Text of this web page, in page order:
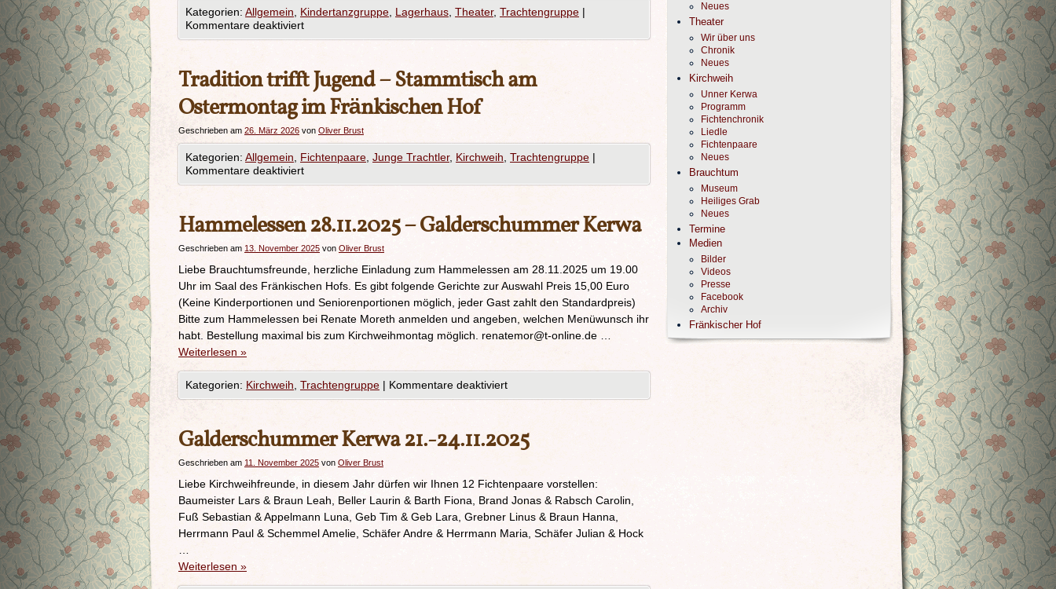
Kategorien: Allgemein Kindertanzgruppe Lagerhaus Theater, Trachtengruppe |
Kommentare deaktiviert
Tradition trifft Jugend – Stammtisch am
Ostermontag im Fränkischen Hof
Geschrieben am 26. März 2026 von Oliver Brust
Kategorien: Allgemein Fichtenpaare Junge Trachtler, Kirchweih Trachtengruppe |
Kommentare deaktiviert
Hammelessen 28.11.2025 – Galderschummer Kerwa
Geschrieben am 13. November 2025 von Oliver Brust
Liebe Brauchtumsfreunde, herzliche Einladung zum Hammelessen am 28.11.2025 um 19.00
Uhr im Saal des Fränkischen Hofs. Es gibt folgende Gerichte zur Auswahl Preis 15,00 Euro
(Keine Kinderportionen und Seniorenportionen möglich, jeder Gast zahlt den Standardpreis)
Bitte zum Hammelessen bei Renate Moreth anmelden und angeben, welchen Menüwunsch ihr
habt. Bestellung maximal bis zum Kirchweihmontag möglich. renatemor@t-online.de …
Weiterlesen »
Kategorien: Kirchweih Trachtengruppe | Kommentare deaktiviert
Galderschummer Kerwa 21.-24.11.2025
Geschrieben am 11. November 2025 von Oliver Brust
Liebe Kirchweihfreunde, in diesem Jahr dürfen wir Ihnen 12 Fichtenpaare vorstellen:
Baumeister Lars & Braun Leah, Beller Laurin & Barth Fiona, Brand Jonas & Rabsch Carolin,
Fuß Sebastian & Appelmann Luna, Geb Tim & Geb Lara, Grebner Linus & Braun Hanna,
Herrmann Paul & Schemmel Amelie, Schäfer Andre & Herrmann Maria, Schäfer Julian & Hock
Weiterlesen »
Neues
Theater
Wir über uns
Chronik
Neues
Kirchweih
Unner Kerwa
Programm
Fichtenchronik
Liedle
Fichtenpaare
Neues
Brauchtum
Museum
Heiliges Grab
Neues
Termine
Medien
Bilder
Videos
Presse
Facebook
Archiv
Fränkischer Hof